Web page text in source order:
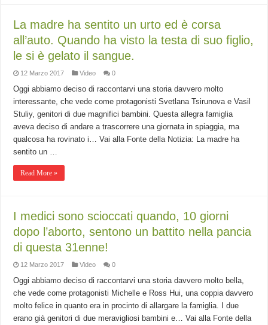
La madre ha sentito un urto ed è corsa
all’auto. Quando ha visto la testa di suo figlio,
le si è gelato il sangue.
12 Marzo 2017 Video 0
Oggi abbiamo deciso di raccontarvi una storia davvero molto
interessante, che vede come protagonisti Svetlana Tsirunova e Vasil
Stuliy, genitori di due magnifici bambini. Questa allegra famiglia
aveva deciso di andare a trascorrere una giornata in spiaggia, ma
qualcosa ha rovinato i… Vai alla Fonte della Notizia: La madre ha
sentito un …
Read More »
I medici sono scioccati quando, 10 giorni
dopo l’aborto, sentono un battito nella pancia
di questa 31enne!
12 Marzo 2017 Video 0
Oggi abbiamo deciso di raccontarvi una storia davvero molto bella,
che vede come protagonisti Michelle e Ross Hui, una coppia davvero
molto felice in quanto era in procinto di allargare la famiglia. I due
erano già genitori di due meravigliosi bambini e… Vai alla Fonte della